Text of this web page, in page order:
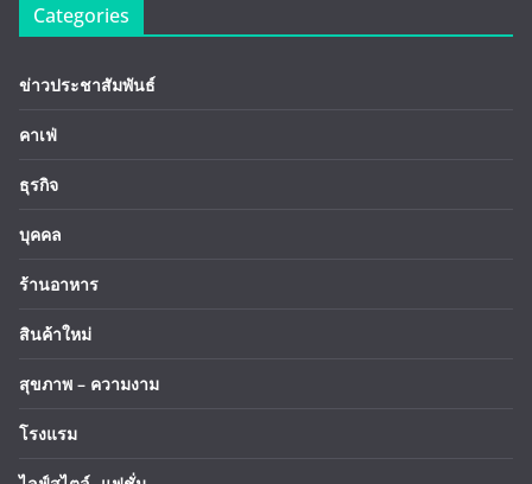
Categories
ข่าวประชาสัมพันธ์
คาเฟ่
ธุรกิจ
บุคคล
ร้านอาหาร
สินค้าใหม่
สุขภาพ – ความงาม
โรงแรม